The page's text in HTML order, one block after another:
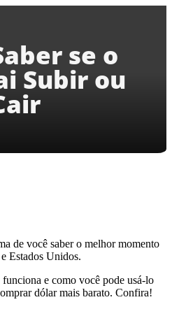
se o
Subir ou
de você saber o melhor momento
Estados Unidos.
e como você pode usá-lo
dólar mais barato. Confira!